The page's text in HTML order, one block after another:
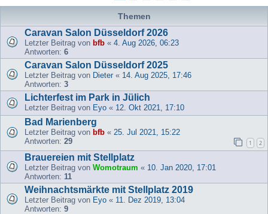
Themen
Caravan Salon Düsseldorf 2026
Letzter Beitrag von bfb « 4. Aug 2026, 06:23
Antworten: 6
Caravan Salon Düsseldorf 2025
Letzter Beitrag von Dieter « 14. Aug 2025, 17:46
Antworten: 3
Lichterfest im Park in Jülich
Letzter Beitrag von Eyo « 12. Okt 2021, 17:10
Bad Marienberg
Letzter Beitrag von bfb « 25. Jul 2021, 15:22
Antworten: 29 1 2
Brauereien mit Stellplatz
Letzter Beitrag von Womotraum « 10. Jan 2020, 17:01
Antworten: 11
Weihnachtsmärkte mit Stellplatz 2019
Letzter Beitrag von Eyo « 11. Dez 2019, 13:04
Antworten: 9